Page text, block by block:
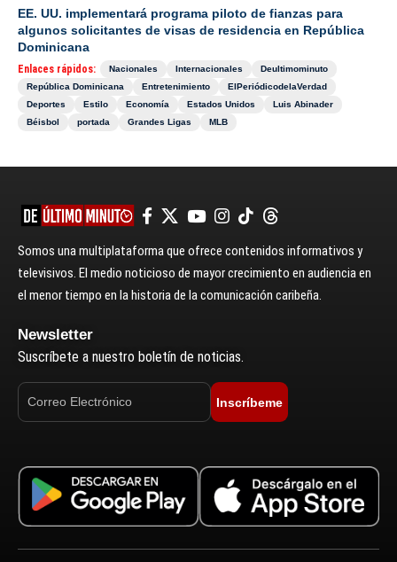
EE. UU. implementará programa piloto de fianzas para
algunos solicitantes de visas de residencia en República
Dominicana
Enlaces rápidos: Nacionales Internacionales
Deultimominuto
República Dominicana
Entretenimiento
ElPeriódicodelaVerdad
Deportes
Estilo Economía Estados Unidos
Luis Abinader
Béisbol
portada Grandes Ligas MLB
Somos una multiplataforma que ofrece contenidos informativos y
televisivos. El medio noticioso de mayor crecimiento en audiencia en
el menor tiempo en la historia de la comunicación caribeña.
Newsletter
Suscríbete a nuestro boletín de noticias.
Inscríbeme